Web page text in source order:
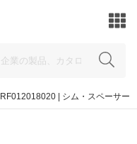
RF012018020 | シム・スペーサー